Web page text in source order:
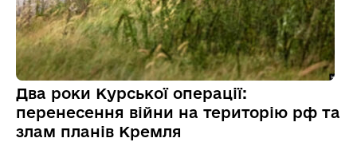
Два роки Курської операції:
перенесення війни на територію рф та
злам планів Кремля